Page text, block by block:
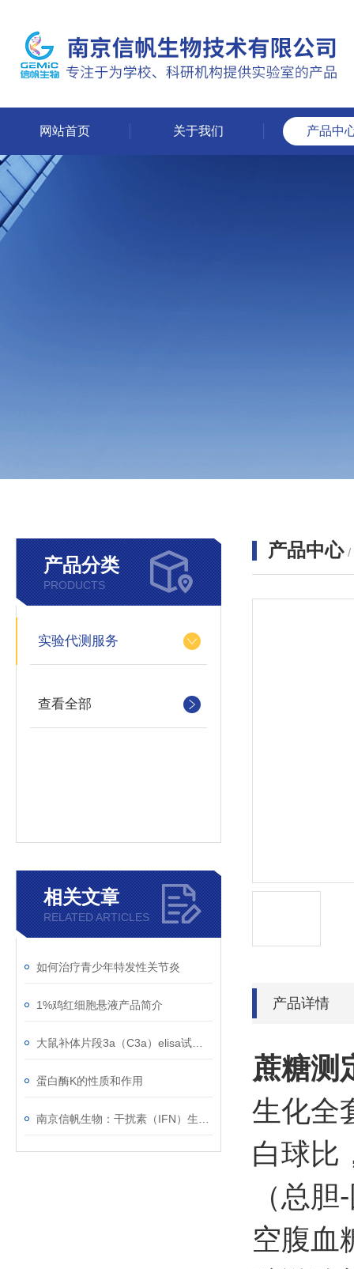
网站首页 关于我们 产品中
产品分类
PRODUCTS
实验代测服务
查看全部
相关文章
RELATED ARTICLES
如何治疗青少年特发性关节炎
1%鸡红细胞悬液产品简介
蛋白酶K的性质和作用
产品中心 /
产品详情
蔗糖测
生化全
白球比
（总
空腹血